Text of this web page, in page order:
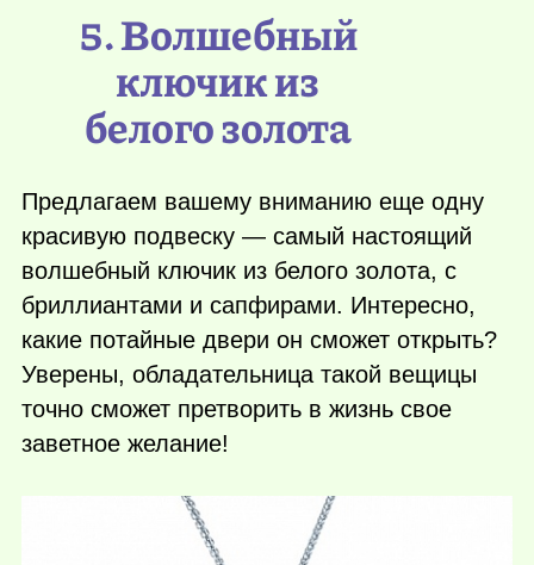
5. Волшебный
ключик из
белого золота
Предлагаем вашему вниманию еще одну
красивую подвеску — самый настоящий
волшебный ключик из белого золота, с
бриллиантами и сапфирами. Интересно,
какие потайные двери он сможет открыть?
Уверены, обладательница такой вещицы
точно сможет претворить в жизнь свое
заветное желание!